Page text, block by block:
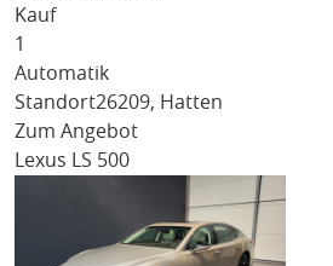
Kauf
1
Automatik
Standort26209, Hatten
Zum Angebot
Lexus LS 500